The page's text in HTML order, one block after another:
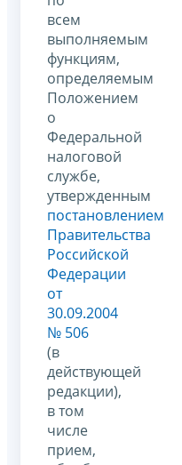
всем
выполняемым
функциям,
определяемым
Положением
о
Федеральной
налоговой
службе,
утвержденным
постановлением
Правительства
Российской
Федерации
от
30.09.2004
№ 506
(в
действующей
редакции),
в том
числе
прием,